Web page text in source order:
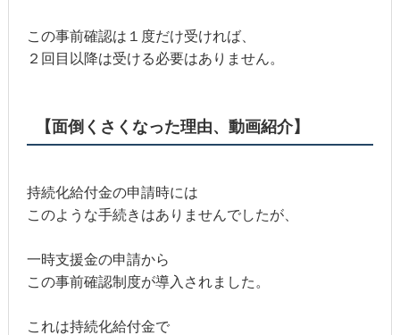
この事前確認は１度だけ受ければ、
２回目以降は受ける必要はありません。
【面倒くさくなった理由、動画紹介】
持続化給付金の申請時には
このような手続きはありませんでしたが、
一時支援金の申請から
この事前確認制度が導入されました。
これは持続化給付金で